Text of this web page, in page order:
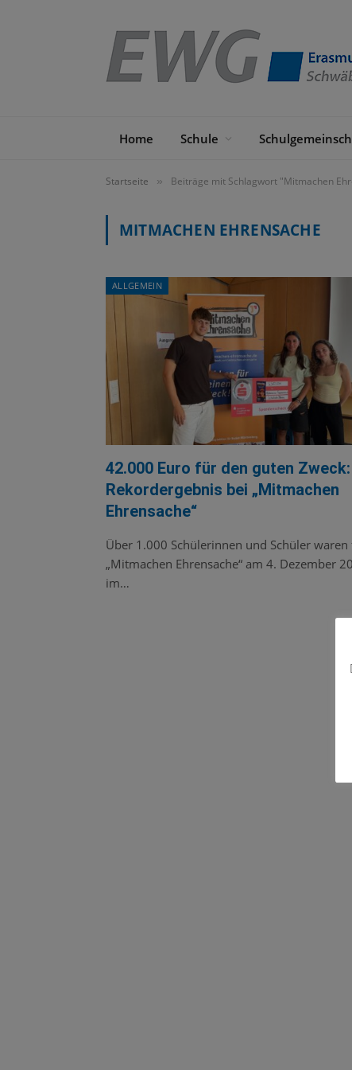
Home Schule
Startseite » Beiträge mit Schlagwort "Mitmachen
MITMACHEN EHRENSACHE
ALLGEMEIN
42.000 Euro für den guten Zweck:
Rekordergebnis bei „Mitmachen
Ehrensache“
Über 1.000 Schülerinnen und Schüler
„Mitmachen Ehrensache“ am 4. Dezember
im…